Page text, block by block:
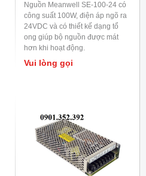
Nguồn Meanwell SE-100-24 có
công suất 100W, điện áp ngõ ra
24VDC và có thiết kế dạng tổ
ong giúp bộ nguồn được mát
hơn khi hoạt động.
Vui lòng gọi